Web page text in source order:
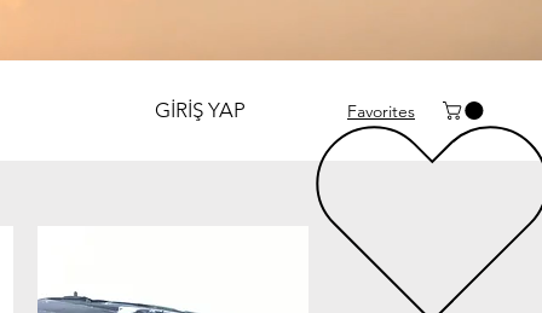
GİRİŞ YAP Favorites